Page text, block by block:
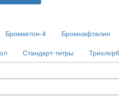
Бромкетон-4 Бромнафталин
Стандарт-титры